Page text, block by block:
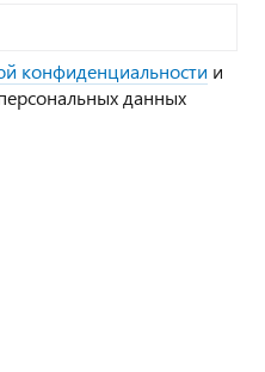
конфиденциальности и
данных